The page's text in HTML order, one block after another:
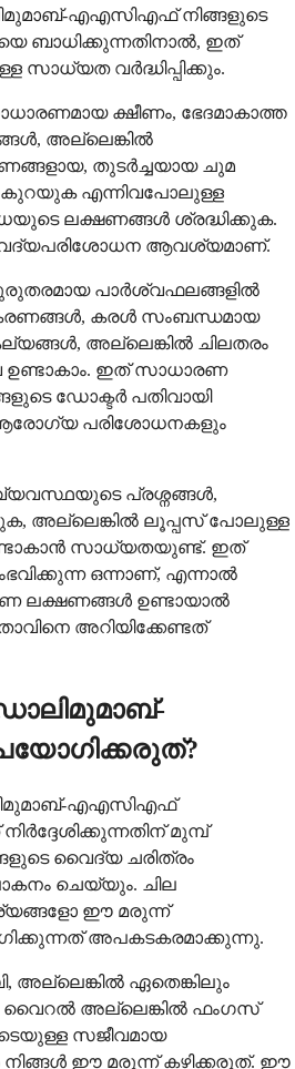
എഎസിഎഫ് നിങ്ങളുടെ
ബാധിക്കുന്നതിനാൽ, ഇത്
വർദ്ധിപ്പിക്കും.
ക്ഷീണം, ഭേദമാകാത്ത
അല്ലെങ്കിൽ
തുടർച്ചയായ ചുമ
കുറയുക എന്നിവപോലുള്ള
ലക്ഷണങ്ങൾ ശ്രദ്ധിക്കുക.
ആവശ്യമാണ്.
പാർശ്വഫലങ്ങളിൽ
കരൾ സംബന്ധമായ
അല്ലെങ്കിൽ ചിലതരം
ഇത് സാധാരണ
ഡോക്ടർ പതിവായി
പരിശോധനകളും
പ്രശ്നങ്ങൾ,
അല്ലെങ്കിൽ ലൂപ്പസ് പോലുള്ള
സാധ്യതയുണ്ട്. ഇത്
ഒന്നാണ്, എന്നാൽ
ലക്ഷണങ്ങൾ ഉണ്ടായാൽ
അറിയിക്കേണ്ടത്
എഎസിഎഫ്
മുമ്പ്
വൈദ്യ ചരിത്രം
ചെയ്യും. ചില
ഈ മരുന്ന്
അപകടകരമാക്കുന്നു.
അല്ലെങ്കിൽ ഏതെങ്കിലും
വൈറൽ അല്ലെങ്കിൽ ഫംഗസ്
സജീവമായ
ഈ മരുന്ന് കഴിക്കരുത്. ഈ